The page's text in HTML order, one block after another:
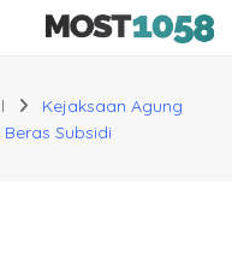
Kejaksaan Agung
Subsidi